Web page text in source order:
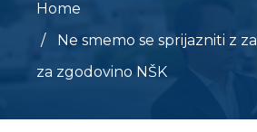
Home
Ne smemo se sprijazniti z
za zgodovino NŠK